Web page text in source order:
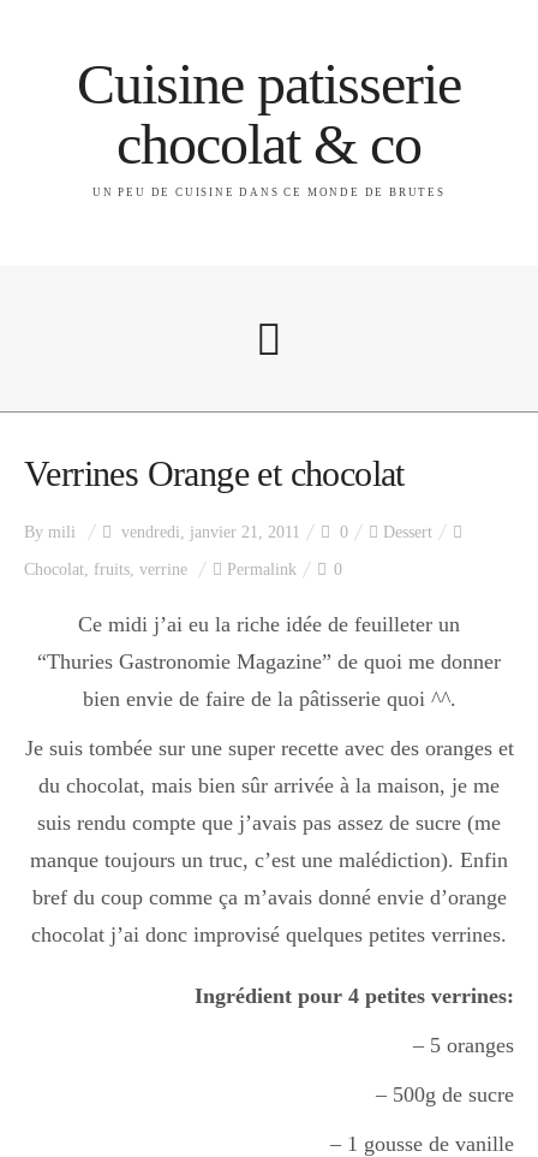
Cuisine patisserie
chocolat & co
UN PEU DE CUISINE DANS CE MONDE DE BRUTES
A propos
Index des recettes
Catégories
Apéro
Entrée
plats
Dessert
Verrines Orange et chocolat
By mili vendredi, janvier 21, 2011 0 Dessert
Chocolat, fruits, verrine Permalink 0
Ce midi j’ai eu la riche idée de feuilleter un
“Thuries Gastronomie Magazine” de quoi me donner
bien envie de faire de la pâtisserie quoi ^^.
Je suis tombée sur une super recette avec des oranges et
du chocolat, mais bien sûr arrivée à la maison, je me
suis rendu compte que j’avais pas assez de sucre (me
manque toujours un truc, c’est une malédiction). Enfin
bref du coup comme ça m’avais donné envie d’orange
chocolat j’ai donc improvisé quelques petites verrines.
Ingrédient pour 4 petites verrines:
– 5 oranges
– 500g de sucre
– 1 gousse de vanille